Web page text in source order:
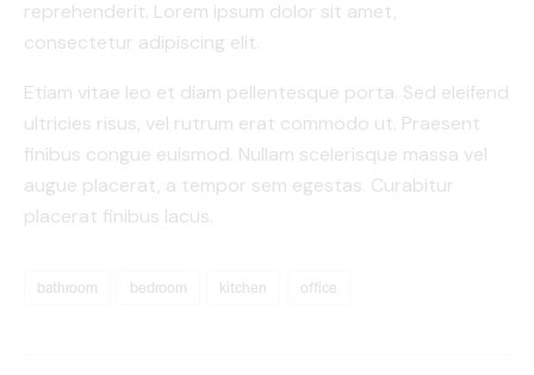
reprehenderit. Lorem ipsum dolor sit amet,
consectetur adipiscing elit.
Etiam vitae leo et diam pellentesque porta. Sed eleifend
ultricies risus, vel rutrum erat commodo ut. Praesent
finibus congue euismod. Nullam scelerisque massa vel
augue placerat, a tempor sem egestas. Curabitur
placerat finibus lacus.
bathroom bedroom kitchen office